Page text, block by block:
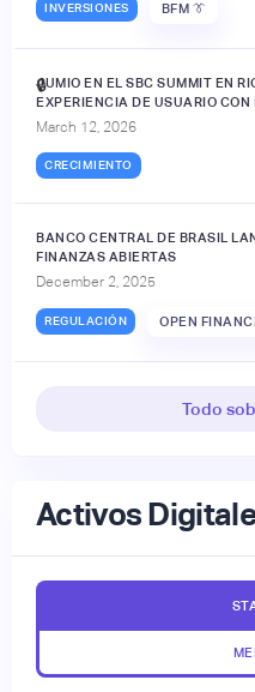
INVERSIONES BFM 👔
JUMIO EN EL SBC SUMMIT EN
EXPERIENCIA DE USUARIO CON
March 12, 2026
CRECIMIENTO
🔒
BANCO CENTRAL DE BRASIL
FINANZAS ABIERTAS
December 2, 2025
REGULACIÓN OPEN
Todo
Activos